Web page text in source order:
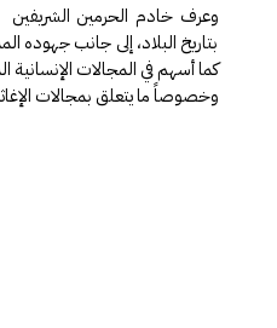
وعرف خادم الحرمين الشريفين
بتاريخ البلاد، إلى جانب جهوده
كما أسهم في المجالات
وخصوصاً ما يتعلق بمجالات